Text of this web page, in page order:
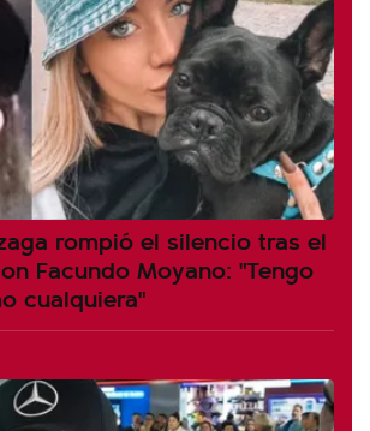
rompió el silencio tras el
Facundo Moyano: "Tengo
cualquiera"